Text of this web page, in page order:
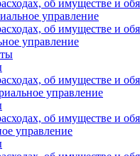
об имуществе и
управление
об имуществе и
управление
об имуществе и
управление
об имуществе и
управление